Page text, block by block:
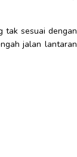
tak sesuai dengan
jalan lantaran